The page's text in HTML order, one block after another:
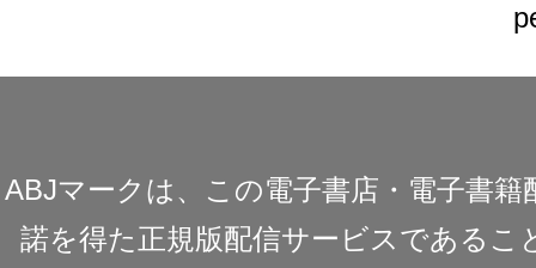
ABJマークは、この電子書店・電子書
諾を得た正規版配信サービスであるこ